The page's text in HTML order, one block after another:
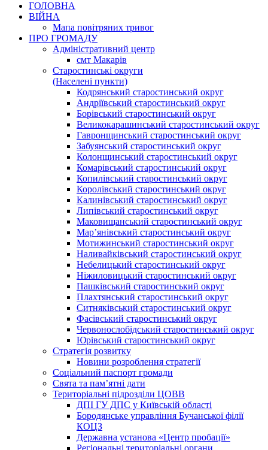
ГОЛОВНА
ВІЙНА
Мапа повітряних тривог
ПРО ГРОМАДУ
Aдміністративний центр
смт Макарів
Старостинські округи
(Населені пункти)
Кодрянський старостинський округ
Андріївський старостинський округ
Борівський старостинський округ
Великокарашинський старостинський округ
Гавронщинський старостинський округ
Забуянський старостинський округ
Колонщинський старостинський округ
Комарівський старостинський округ
Копилівський старостинський округ
Королівський старостинський округ
Калинівський старостинський округ
Липівський старостинський округ
Маковищанський старостинський округ
Мар’янівський старостинський округ
Мотижинський старостинський округ
Наливайківський старостинський округ
Небелицький старостинський округ
Ніжиловицький старостинський округ
Пашківський старостинський округ
Плахтянський старостинський округ
Ситняківський старостинський округ
Фасівський старостинський округ
Червонослобідський старостинський округ
Юрівський старостинський округ
Стратегія розвитку
Новини розроблення стратегії
Соціальний паспорт громади
Свята та пам’ятні дати
Територіальні підрозділи ЦОВВ
ДПІ ГУ ДПС у Київській області
Бородянське управління Бучанської філії
КОЦЗ
Державна установа «Центр пробації»
Регіональні територіальні органи